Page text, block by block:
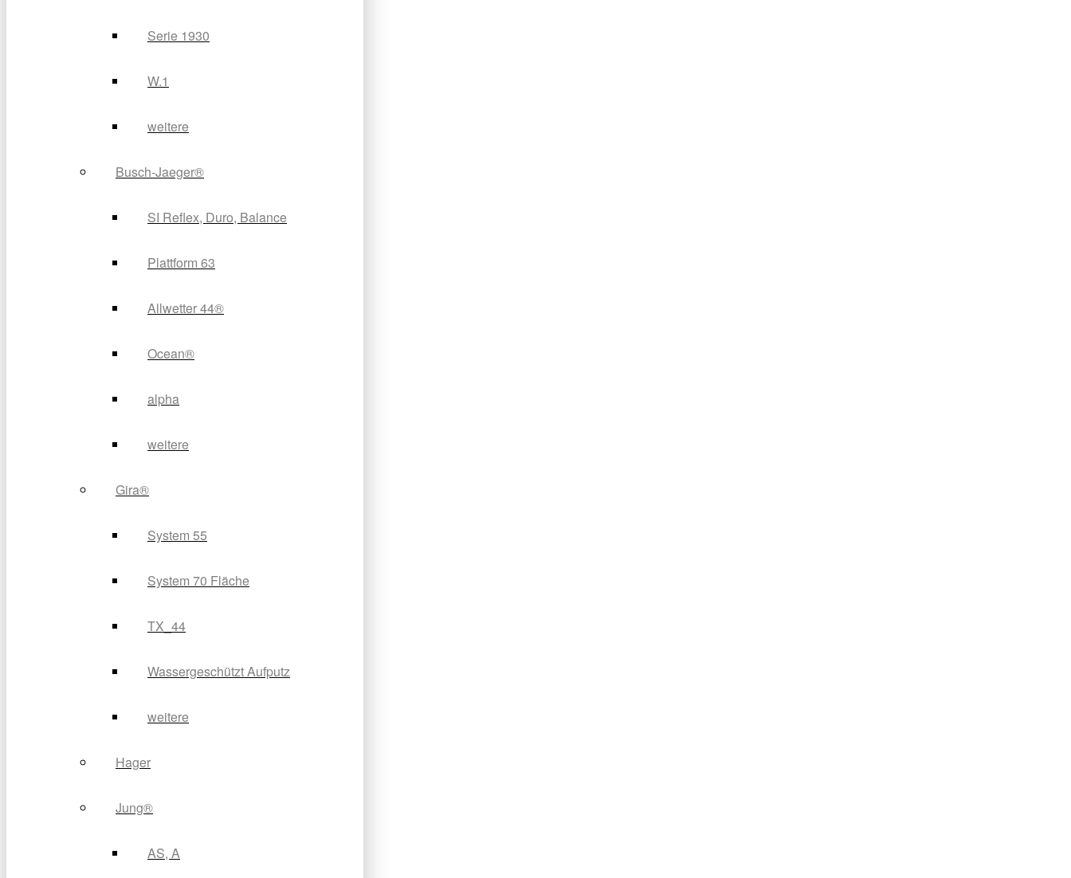
Serie 1930
W.1
weitere
Busch-Jaeger®
SI Reflex, Duro, Balance
Plattform 63
Allwetter 44®
Ocean®
alpha
weitere
Gira®
System 55
System 70 Fläche
TX_44
Wassergeschützt Aufputz
weitere
Hager
Jung®
AS, A